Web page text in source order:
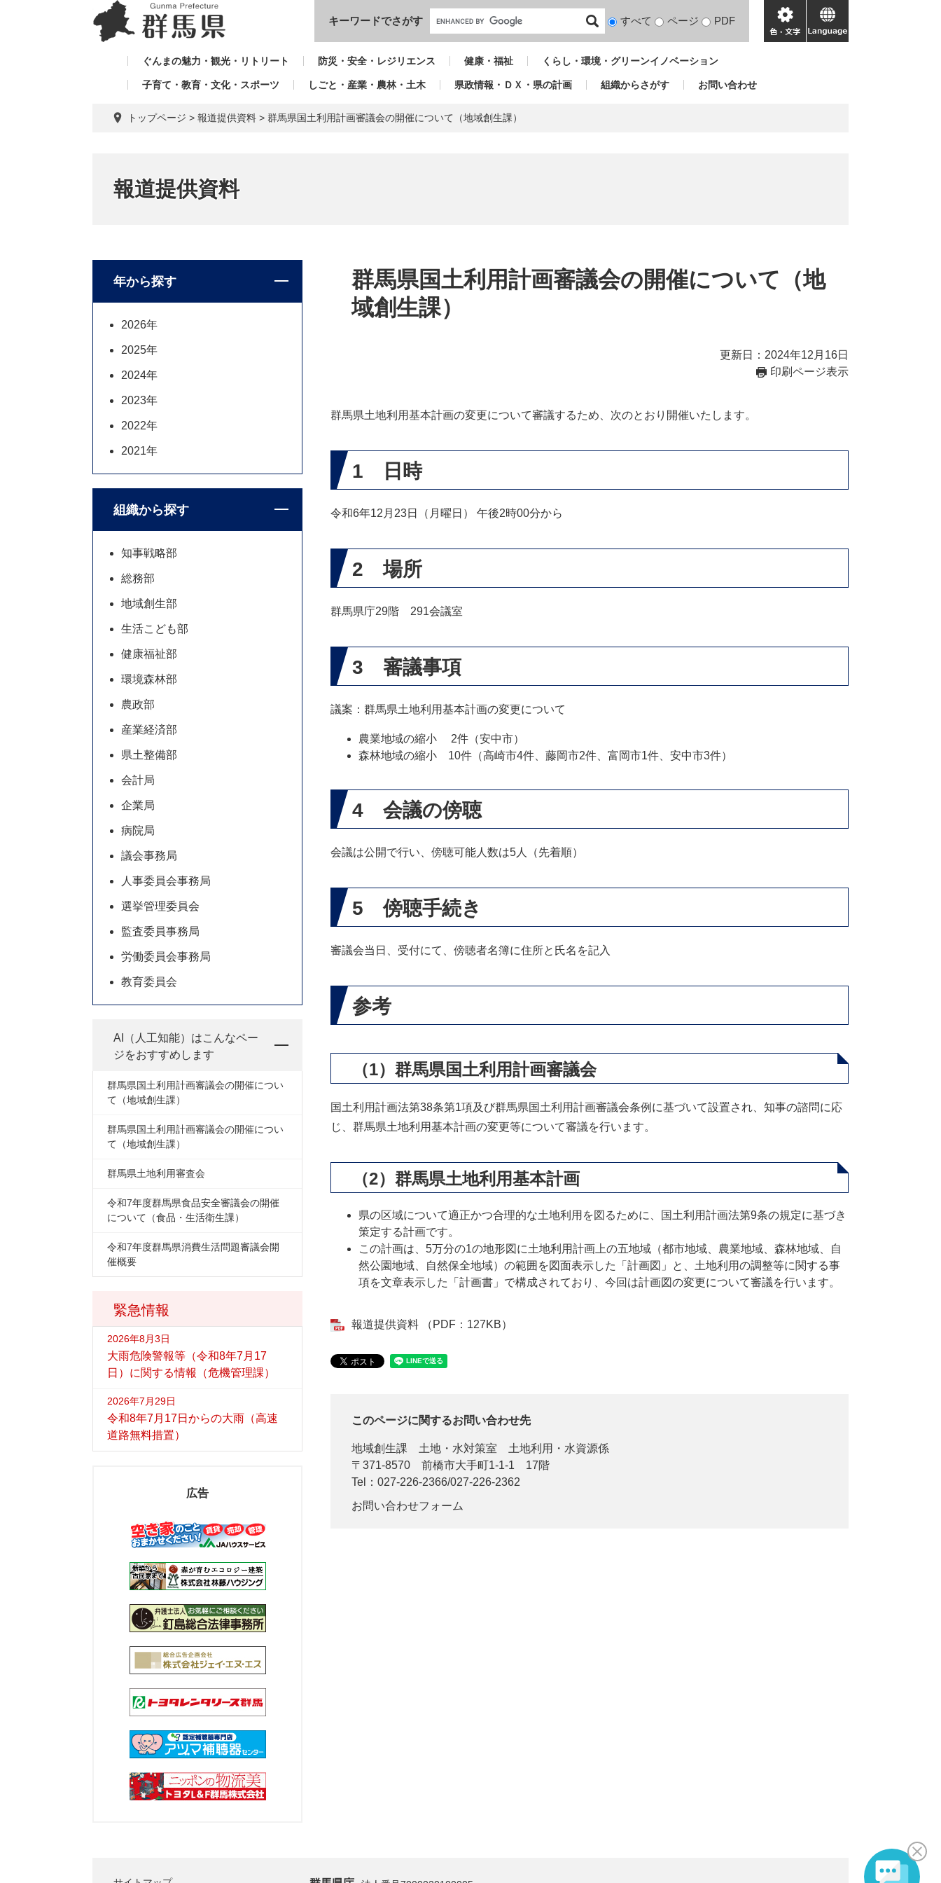
本文へ
キーワードでさがす
検
対
すべて ページ PDF
色・
文
language
ぐんまの魅力・観光・リトリート 防災・安全・レジリエンス 健康・福祉 くらし・環境・グリーンイノベーション
子育て・教育・文化・スポーツ しごと・産業・農林・土木 県政情報・ＤＸ・県の計画 組織からさがす お問い合わせ
トップページ > 報道提供資料 > 群馬県国土利用計画審議会の開催について（地域創生課）
報道提供資料
群馬県国土利用計画審議会の開催について（地
域創生課）
更新日：2024年12月16日
印刷ページ表示
群馬県土地利用基本計画の変更について審議するため、次のとおり開催いたします。
1 日時
令和6年12月23日（月曜日） 午後2時00分から
2 場所
群馬県庁29階 291会議室
3 審議事項
議案：群馬県土地利用基本計画の変更について
農業地域の縮小 2件（安中市）
森林地域の縮小 10件（高崎市4件、藤岡市2件、富岡市1件、安中市3件）
4 会議の傍聴
会議は公開で行い、傍聴可能人数は5人（先着順）
5 傍聴手続き
審議会当日、受付にて、傍聴者名簿に住所と氏名を記入
参考
（1）群馬県国土利用計画審議会
国土利用計画法第38条第1項及び群馬県国土利用計画審議会条例に基づいて設置され、知事の諮問に応
じ、群馬県土地利用基本計画の変更等について審議を行います。
（2）群馬県土地利用基本計画
県の区域について適正かつ合理的な土地利用を図るために、国土利用計画法第9条の規定に基づき
策定する計画です。
この計画は、5万分の1の地形図に土地利用計画上の五地域（都市地域、農業地域、森林地域、自
然公園地域、自然保全地域）の範囲を図面表示した「計画図」と、土地利用の調整等に関する事
項を文章表示した「計画書」で構成されており、今回は計画図の変更について審議を行います。
報道提供資料 （PDF：127KB）
このページに関するお問い合わせ先
地域創生課
土地・水対策室 土地利用・水資源係
〒371-8570
前橋市大手町1-1-1 17階
Tel：027-226-2366/027-226-2362
お問い合わせフォーム
緊急情報
2026年8月3日
大雨危険警報等（令和8年7月17
日）に関する情報（危機管理課）
2026年7月29日
令和8年7月17日からの大雨（高速
道路無料措置）
年から探す
2026年
2025年
2024年
2023年
2022年
2021年
組織から探す
知事戦略部
総務部
地域創生部
生活こども部
健康福祉部
環境森林部
農政部
産業経済部
県土整備部
会計局
企業局
病院局
議会事務局
人事委員会事務局
選挙管理委員会
監査委員事務局
労働委員会事務局
教育委員会
AI（人工知能）はこんなペー
ジをおすすめします
群馬県国土利用計画審議会の開催につい
て（地域創生課）
群馬県国土利用計画審議会の開催につい
て（地域創生課）
群馬県土地利用審査会
令和7年度群馬県食品安全審議会の開催
について（食品・生活衛生課）
令和7年度群馬県消費生活問題審議会開
催概要
広告